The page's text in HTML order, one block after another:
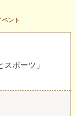
ベント
ポーツ」